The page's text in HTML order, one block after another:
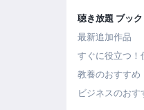
聴き放題 ブック
最新追加作品
すぐに役立つ！
教養のおすすめ
ビジネスのおす